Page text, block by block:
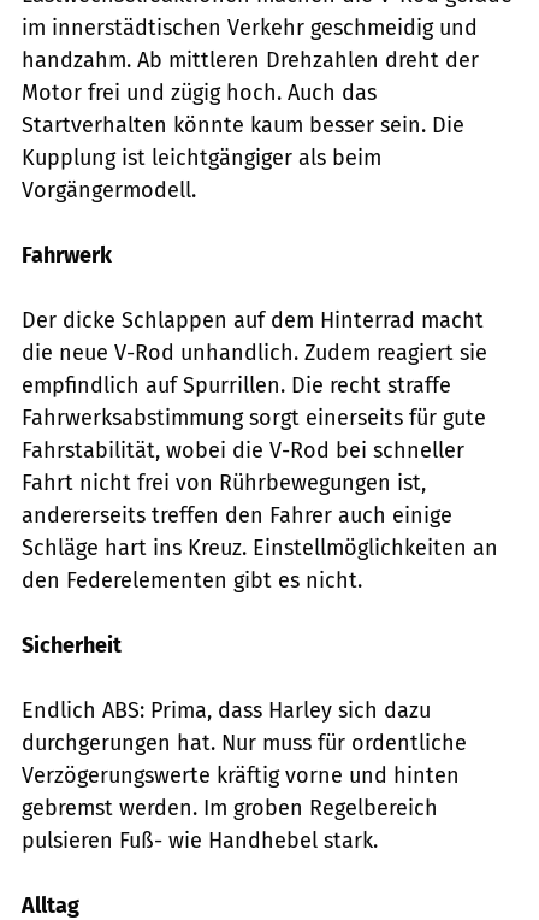
im innerstädtischen Verkehr geschmeidig und
handzahm. Ab mittleren Drehzahlen dreht der
Motor frei und zügig hoch. Auch das
Startverhalten könnte kaum besser sein. Die
Kupplung ist leichtgängiger als beim
Vorgängermodell.
Fahrwerk
Der dicke Schlappen auf dem Hinterrad macht
die neue V-Rod unhandlich. Zudem reagiert sie
empfindlich auf Spurrillen. Die recht straffe
Fahrwerksabstimmung sorgt einerseits für gute
Fahrstabilität, wobei die V-Rod bei schneller
Fahrt nicht frei von Rührbewegungen ist,
andererseits treffen den Fahrer auch einige
Schläge hart ins Kreuz. Einstellmöglichkeiten an
den Federelementen gibt es nicht.
Sicherheit
Endlich ABS: Prima, dass Harley sich dazu
durchgerungen hat. Nur muss für ordentliche
Verzögerungswerte kräftig vorne und hinten
gebremst werden. Im groben Regelbereich
pulsieren Fuß- wie Handhebel stark.
Alltag